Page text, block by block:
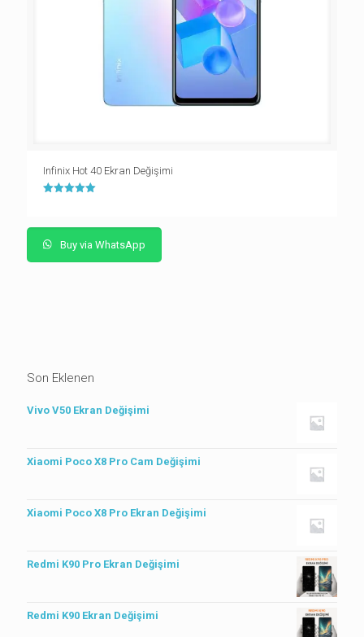
Infinix Hot 40 Ekran Değişimi
Buy via WhatsApp
Son Eklenen
Vivo V50 Ekran Değişimi
Xiaomi Poco X8 Pro Cam Değişimi
Xiaomi Poco X8 Pro Ekran Değişimi
Redmi K90 Pro Ekran Değişimi
Redmi K90 Ekran Değişimi